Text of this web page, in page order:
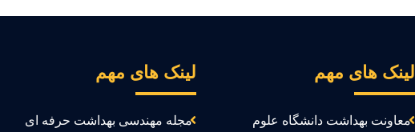
لینک های مهم
معاونت بهداشت دانشگاه علوم
لینک های مهم
مجله مهندسی بهداشت حرفه ای